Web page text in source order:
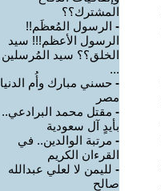
المشترك؟؟
- الرسول المُعظَم!!
الرسول الأعظم!!! سيد
الخلق؟؟ سيد المُرسلين
...
- حسني مبارك وأُم الدنيا
مصر
- مقتل محمد البرادعي..
بأيدٍ آل سعودية
- مرتبة الوالدين.. في
القرءان الكريم
- لليمن لا لعلي عبدالله
صالح